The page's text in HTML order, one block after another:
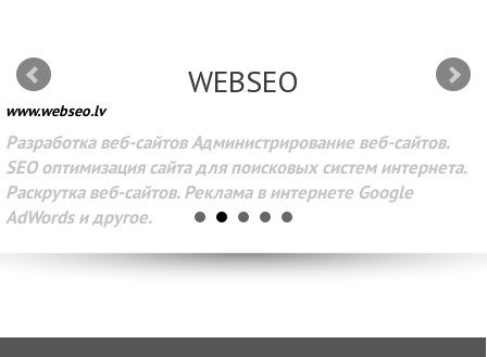
WEBSEO
www.webseo.lv
Разработка веб-сайтов Администрирование веб-сайтов.
SEO оптимизация сайта для поисковых систем интернета.
Раскрутка веб-сайтов. Реклама в интернете Google
AdWords и другое.